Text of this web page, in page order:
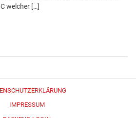
welcher […]
IMPRESSUM